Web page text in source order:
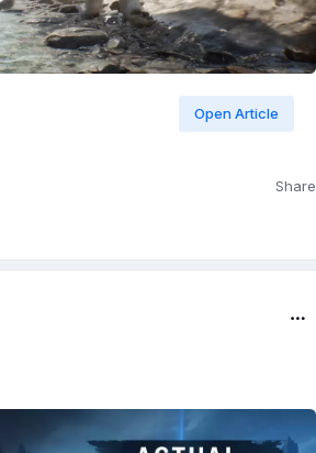
Open Article
Share